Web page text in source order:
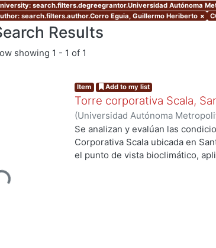
search.filters.degreegrantor.Universidad Autónoma
search.filters.author.Corro Eguia, Guillermo Heriberto ×
Results
showing 1 - 1 of 1
Item Add to my list
Torre corporativa Scala,
(Universidad Autónoma
de Servicios de Información.,
Se analizan y evalúan las
Corporativa Scala ubicada en
el punto de vista bioclimático,